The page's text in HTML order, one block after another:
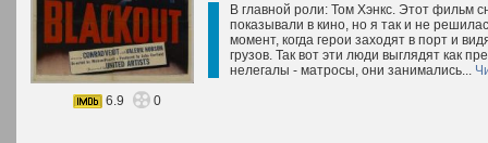
В главной роли: Том Хэнкс. Этот фильм
показывали в кино, но я так и не
момент, когда герои заходят в порт и
грузов. Так вот эти люди выглядят как
нелегалы - матросы, они занимались...
6.9
0